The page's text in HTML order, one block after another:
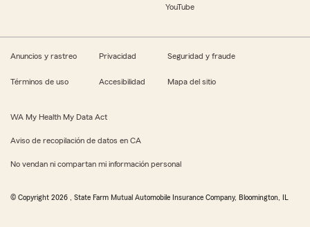
YouTube
Anuncios y rastreo Privacidad Seguridad y fraude
Términos de uso Accesibilidad Mapa del sitio
WA My Health My Data Act
Aviso de recopilación de datos en CA
No vendan ni compartan mi información personal
© Copyright 2026 , State Farm Mutual Automobile Insurance Company, Bloomington, IL